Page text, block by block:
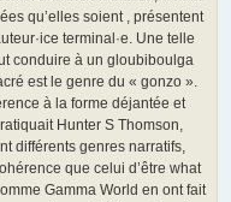
qu’elles soient , présentent
terminal·e. Une telle
conduire à un gloubiboulga
est le genre du « gonzo ».
à la forme déjantée et
Hunter S Thomson,
différents genres narratifs,
que celui d’être what
Gamma World en ont fait